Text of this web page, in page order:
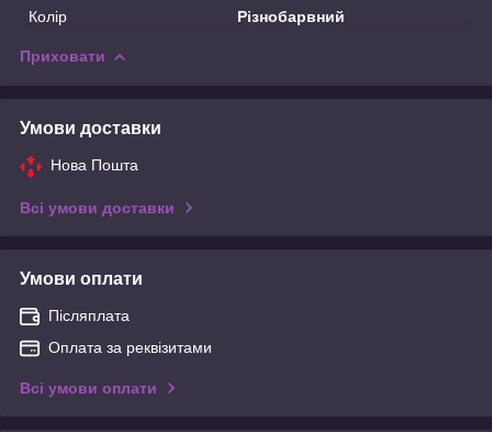
Колір
Різнобарвний
Приховати
Умови доставки
Нова Пошта
Всі умови доставки
Умови оплати
Післяплата
Оплата за реквізитами
Всі умови оплати